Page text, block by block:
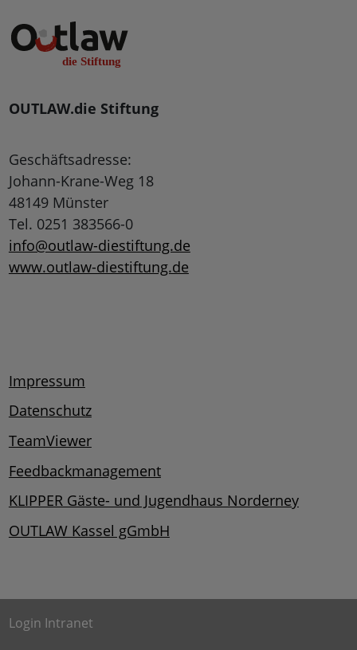
OUTLAW.die Stiftung
Geschäftsadresse:
Johann-Krane-Weg 18
48149 Münster
Tel. 0251 383566-0
info@outlaw-diestiftung.de
www.outlaw-diestiftung.de
Impressum
Datenschutz
TeamViewer
Feedbackmanagement
KLIPPER Gäste- und Jugendhaus Norderney
OUTLAW Kassel gGmbH
Login Intranet